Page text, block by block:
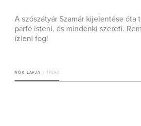
A szószátyár Szamár kijelentése óta
parfé isteni, és mindenki szereti.
ízleni fog!
NŐK LAPJA 1 PERC